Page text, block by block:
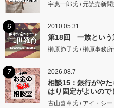
宇惠一郎氏 / 元読売新
6 2010.05.31
第18回 一族という
榊原節子氏 / 榊原事務
7 2026.08.7
相談15：銀行がや
はり固定がよいので
古山喜章氏 / アイ・シ